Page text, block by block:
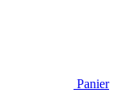
Panier